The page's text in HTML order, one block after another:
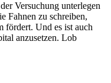
Versuchung unterlegen
Fahnen zu schreiben,
fördert. Und es ist auch
anzusetzen. Lob